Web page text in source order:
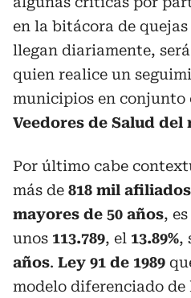
en la bitácora de
llegan diariamente,
quien realice un
municipios en conjunto
Veedores de Salud del
Por último cabe
más de 818 mil afiliados
mayores de 50 años,
unos 113.789, el 13.89%,
años. Ley 91 de 1989
modelo diferenciado de